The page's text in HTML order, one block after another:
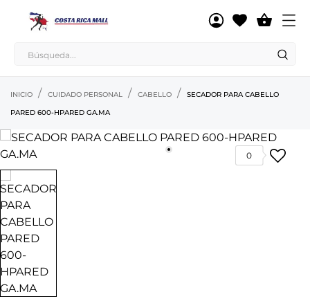

INICIO CUIDADO PERSONAL CABELLO
SECADOR PARA CABELLO
PARED 600-HPARED GA.MA
0